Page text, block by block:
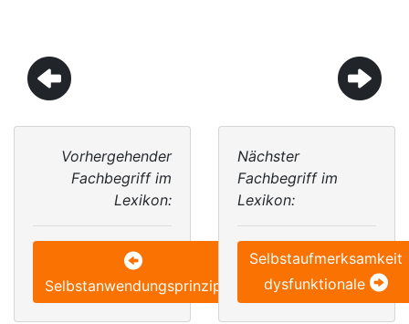
Vorhergehender
Fachbegriff im
Lexikon:
Selbstanwendungsprinzip
Nächster
Fachbegriff im
Lexikon:
Selbstaufmerksamkeit
dysfunktionale